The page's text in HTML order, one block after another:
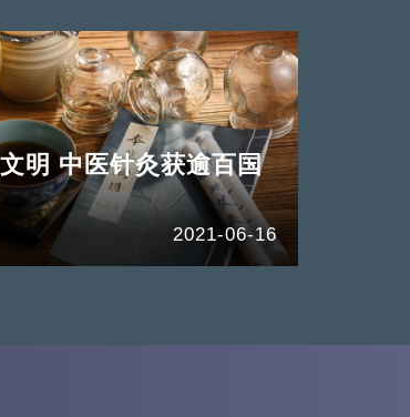
明 中医针灸获逾百国
2021-06-16